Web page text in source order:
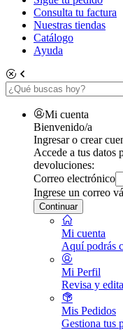
Consulta tu factura
Nuestras tiendas
Catálogo
Ayuda
Mi cuenta
Bienvenido/a
Ingresar o crear
Accede a tus datos
devoluciones:
Correo electrónico
Ingrese un correo
Continuar
Mi cuenta
Aquí podrás
Mi Perfil
Revisa y
Mis Pedidos
Gestiona tus